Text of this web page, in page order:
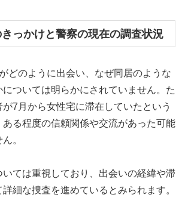
っかけと警察の現在の調査状況
どのように出会い、なぜ同居のような
ついては明らかにされていません。た
7月から女性宅に滞在していたという
る程度の信頼関係や交流があった可能
。
ては重視しており、出会いの経緯や滞
細な捜査を進めているとみられます。